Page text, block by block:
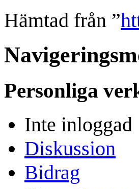
Hämtad från ”
Personliga
Inte inloggad
Diskussion
Bidrag